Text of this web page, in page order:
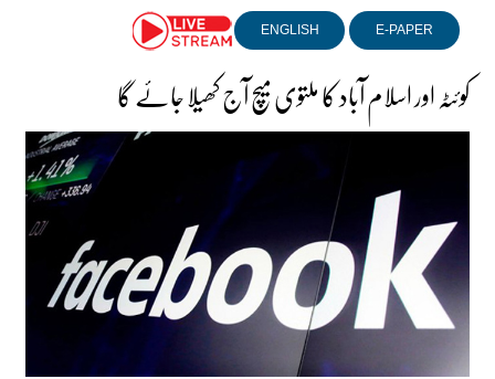
E-PAPER
ENGLISH
کوئٹہ اور اسلام آباد کا ملتوی میچ آج کھیلا جائے گا